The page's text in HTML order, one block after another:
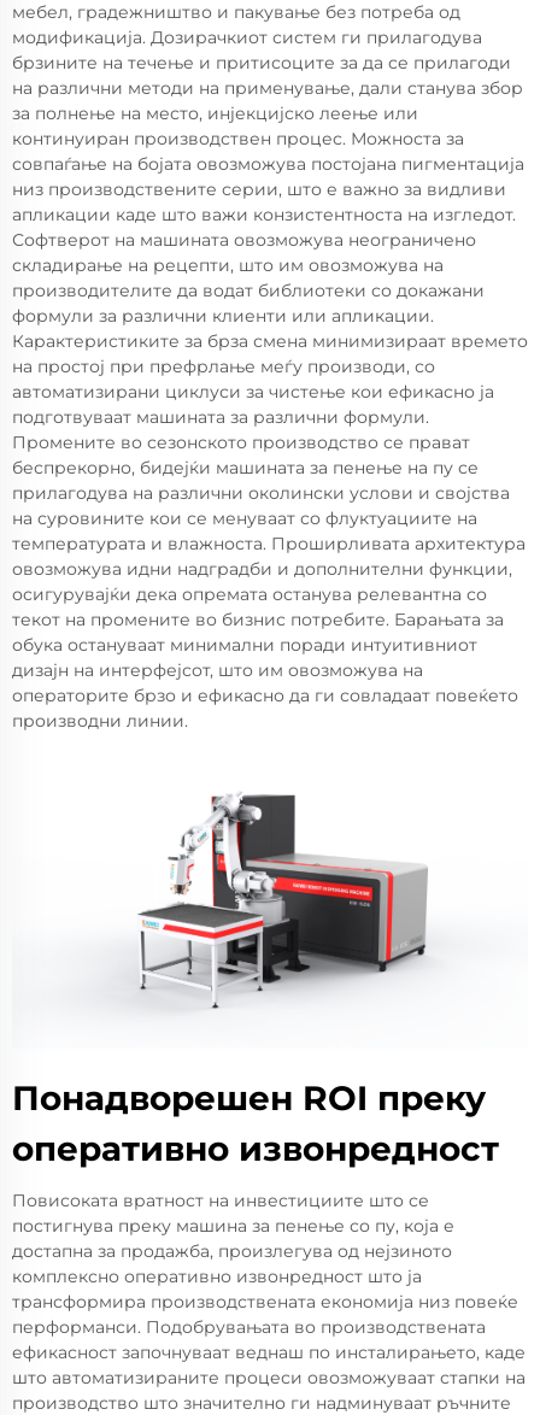
мебел, градежништво и пакување без потреба од
модификација. Дозирачкиот систем ги прилагодува
брзините на течење и притисоците за да се прилагоди
на различни методи на применување, дали станува збор
за полнење на место, инјекцијско леење или
континуиран производствен процес. Можноста за
совпаѓање на бојата овозможува постојана пигментација
низ производствените серии, што е важно за видливи
апликации каде што важи конзистентноста на изгледот.
Софтверот на машината овозможува неограничено
складирање на рецепти, што им овозможува на
производителите да водат библиотеки со докажани
формули за различни клиенти или апликации.
Карактеристиките за брза смена минимизираат времето
на простој при префрлање меѓу производи, со
автоматизирани циклуси за чистење кои ефикасно ја
подготвуваат машината за различни формули.
Промените во сезонското производство се прават
беспрекорно, бидејќи машината за пенење на пу се
прилагодува на различни околински услови и својства
на суровините кои се менуваат со флуктуациите на
температурата и влажноста. Проширливата архитектура
овозможува идни надградби и дополнителни функции,
осигурувајќи дека опремата останува релевантна со
текот на промените во бизнис потребите. Барањата за
обука остануваат минимални поради интуитивниот
дизајн на интерфејсот, што им овозможува на
операторите брзо и ефикасно да ги совладаат повеќето
производни линии.
Понадворешен ROI преку
оперативно извонредност
Повисоката вратност на инвестициите што се
постигнува преку машина за пенење со пу, која е
достапна за продажба, произлегува од нејзиното
комплексно оперативно извонредност што ја
трансформира производствената економија низ повеќе
перформанси. Подобрувањата во производствената
ефикасност започнуваат веднаш по инсталирањето, каде
што автоматизираните процеси овозможуваат стапки на
производство што значително ги надминуваат ръчните